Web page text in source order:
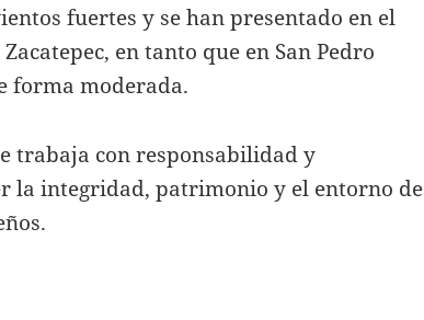
fuertes y se han presentado en el
en tanto que en San Pedro
forma moderada.
trabaja con responsabilidad y
la integridad, patrimonio y el entorno de